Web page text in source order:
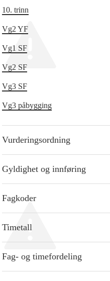
10. trinn
Vg2 YF
Vg1 SF
Vg2 SF
Vg3 SF
Vg3 påbygging
Vurderingsordning
Gyldighet og innføring
Fagkoder
Timetall
Fag- og timefordeling